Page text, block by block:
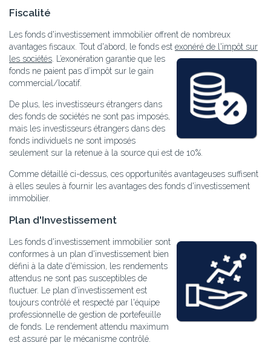
Fiscalité
Les fonds d'investissement immobilier offrent de nombreux
avantages fiscaux. Tout d'abord, le fonds est exonéré de l'impôt sur
les sociétés . L’exonération garantie que les
fonds ne paient pas d’impôt sur le gain
commercial/locatif.
De plus, les investisseurs étrangers dans
des fonds de sociétés ne sont pas imposés,
mais les investisseurs étrangers dans des
fonds individuels ne sont imposés
seulement sur la retenue à la source qui est de 10%.
Comme détaillé ci-dessus, ces opportunités avantageuses suffisent
à elles seules à fournir les avantages des fonds d'investissement
immobilier.
Plan d'Investissement
Les fonds d'investissement immobilier sont
conformes à un plan d'investissement bien
défini à la date d'émission, les rendements
attendus ne sont pas susceptibles de
fluctuer. Le plan d'investissement est
toujours contrôlé et respecté par l'équipe
professionnelle de gestion de portefeuille
de fonds. Le rendement attendu maximum
est assuré par le mécanisme contrôlé.